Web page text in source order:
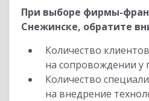
При выборе фирмы-
Снежинске, обратите
Количество
на сопровождении у
Количество
на внедрение